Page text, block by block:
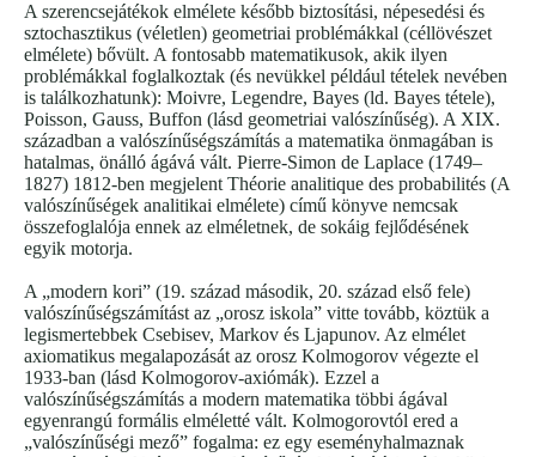
A szerencsejátékok elmélete később biztosítási, népesedési és
sztochasztikus (véletlen) geometriai problémákkal (céllövészet
elmélete) bővült. A fontosabb matematikusok, akik ilyen
problémákkal foglalkoztak (és nevükkel például tételek nevében
is találkozhatunk): Moivre, Legendre, Bayes (ld. Bayes tétele),
Poisson, Gauss, Buffon (lásd geometriai valószínűség). A XIX.
században a valószínűségszámítás a matematika önmagában is
hatalmas, önálló ágává vált. Pierre-Simon de Laplace (1749–
1827) 1812-ben megjelent Théorie analitique des probabilités (A
valószínűségek analitikai elmélete) című könyve nemcsak
összefoglalója ennek az elméletnek, de sokáig fejlődésének
egyik motorja.
A „modern kori” (19. század második, 20. század első fele)
valószínűségszámítást az „orosz iskola” vitte tovább, köztük a
legismertebbek Csebisev, Markov és Ljapunov. Az elmélet
axiomatikus megalapozását az orosz Kolmogorov végezte el
1933-ban (lásd Kolmogorov-axiómák). Ezzel a
valószínűségszámítás a modern matematika többi ágával
egyenrangú formális elméletté vált. Kolmogorovtól ered a
„valószínűségi mező” fogalma: ez egy eseményhalmaznak